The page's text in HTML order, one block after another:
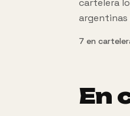
cartelera
argentinas
7 en
En